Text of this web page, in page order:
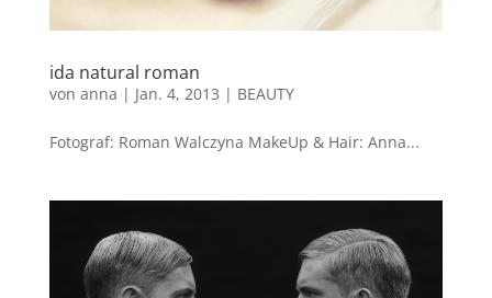
ida natural roman
von anna | Jan. 4, 2013 | BEAUTY
Fotograf: Roman Walczyna MakeUp & Hair: Anna...